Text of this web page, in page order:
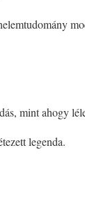
mint ahogy
legenda.